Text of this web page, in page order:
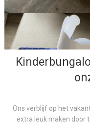
Ons verblijf op het
extra leuk maken door